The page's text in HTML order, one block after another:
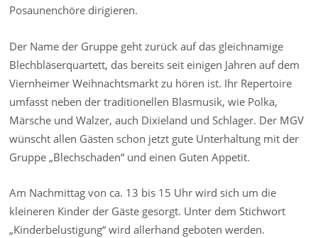
Posaunenchöre dirigieren.
Der Name der Gruppe geht zurück auf das gleichnamige
Blechbläserquartett, das bereits seit einigen Jahren auf dem
Viernheimer Weihnachtsmarkt zu hören ist. Ihr Repertoire
umfasst neben der traditionellen Blasmusik, wie Polka,
Märsche und Walzer, auch Dixieland und Schlager. Der MGV
wünscht allen Gästen schon jetzt gute Unterhaltung mit der
Gruppe „Blechschaden“ und einen Guten Appetit.
Am Nachmittag von ca. 13 bis 15 Uhr wird sich um die
kleineren Kinder der Gäste gesorgt. Unter dem Stichwort
„Kinderbelustigung“ wird allerhand geboten werden.